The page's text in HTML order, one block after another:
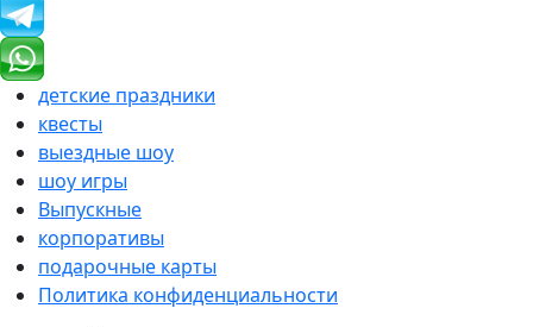
детские праздники
квесты
выездные шоу
шоу игры
Выпускные
корпоративы
подарочные карты
Политика конфиденциальности